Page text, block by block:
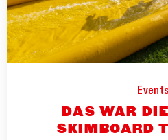
Events
DAS WAR
SKIMBOARD